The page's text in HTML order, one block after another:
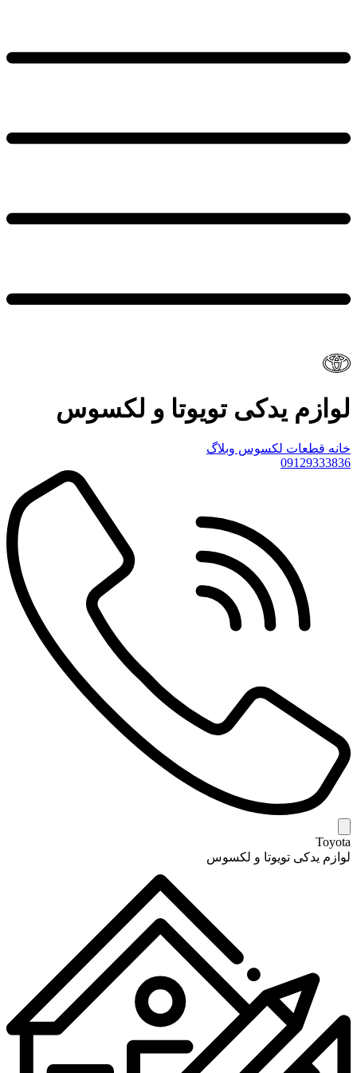
لوازم یدکی تویوتا و لکسوس
خانه قطعات لکسوس وبلاگ
09129333836
Toyota
لوازم یدکی تویوتا و لکسوس